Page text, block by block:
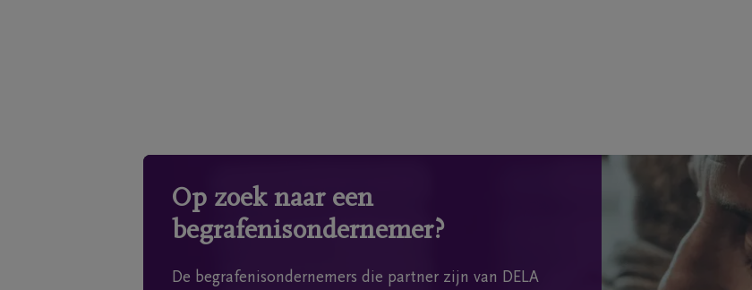
Op zoek naar een
begrafenisondernemer?
De begrafenisondernemers die partner zijn van DELA